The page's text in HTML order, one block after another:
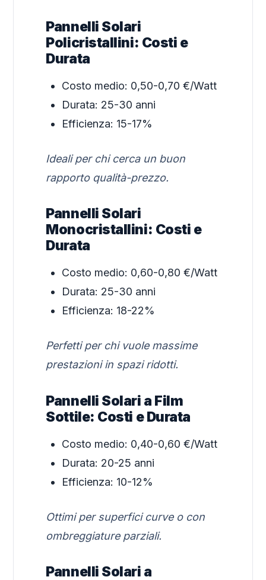
Pannelli Solari
Policristallini: Costi e
Durata
Costo medio: 0,50-0,70 €/Watt
Durata: 25-30 anni
Efficienza: 15-17%
Ideali per chi cerca un buon
rapporto qualità-prezzo.
Pannelli Solari
Monocristallini: Costi e
Durata
Costo medio: 0,60-0,80 €/Watt
Durata: 25-30 anni
Efficienza: 18-22%
Perfetti per chi vuole massime
prestazioni in spazi ridotti.
Pannelli Solari a Film
Sottile: Costi e Durata
Costo medio: 0,40-0,60 €/Watt
Durata: 20-25 anni
Efficienza: 10-12%
Ottimi per superfici curve o con
ombreggiature parziali.
Pannelli Solari a